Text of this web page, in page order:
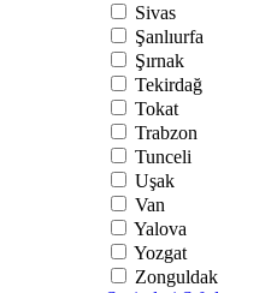
Sivas
Şanlıurfa
Şırnak
Tekirdağ
Tokat
Trabzon
Tunceli
Uşak
Van
Yalova
Yozgat
Zonguldak